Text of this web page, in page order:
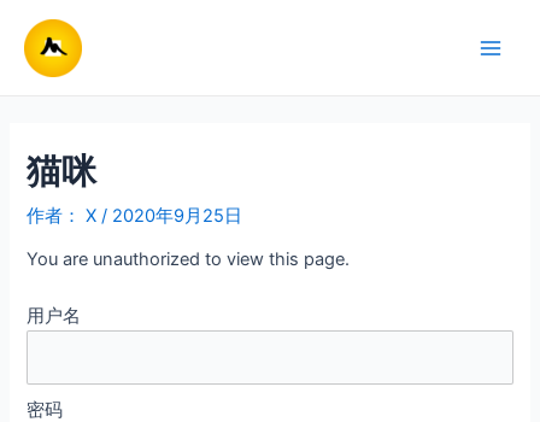
猫咪
作者： X/ 2020年9月25日
You are unauthorized to view this page.
用户名
密码